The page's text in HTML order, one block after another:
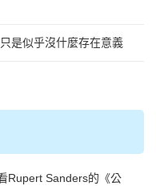
是似乎沒什麼存在意義
Rupert Sanders的《公